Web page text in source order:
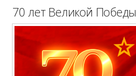
70 лет Великой Победы